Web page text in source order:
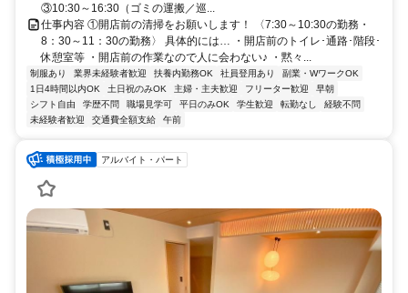
③10:30～16:30（ゴミの運搬／巡...
仕事内容 ①開店前の清掃をお願いします！ 〈7:30～10:30の勤務・
8：30～11：30の勤務〉 具体的には… ・開店前のトイレ･通路･階段･
休憩室等 ・開店前の作業なので人に会わない♪ ・黙々...
制服あり 業界未経験者歓迎 扶養内勤務OK 社員登用あり
副業・WワークOK
1日4時間以内OK
土日祝のみOK 主婦・主夫歓迎 フリーター歓迎
早朝
シフト自由
学歴不問 職場見学可 平日のみOK 学生歓迎 転勤なし
経験不問
未経験者歓迎
交通費全額支給 午前
アルバイト・パート